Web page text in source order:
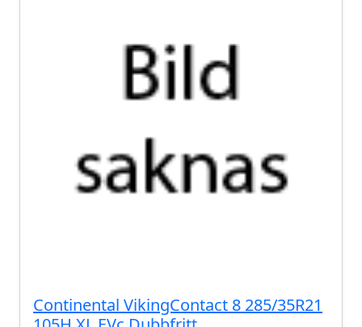
Continental VikingContact 8 285/35R21